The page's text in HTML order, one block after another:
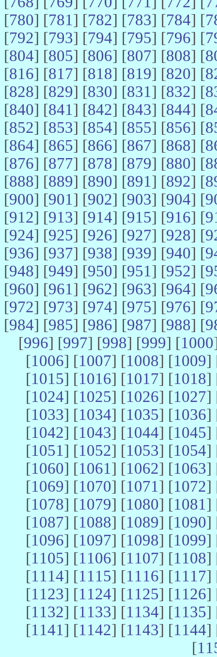
[780] [781] [782] [783] [784] [
[792] [793] [794] [795] [796] [
[804] [805] [806] [807] [808] [
[816] [817] [818] [819] [820] [
[828] [829] [830] [831] [832] [
[840] [841] [842] [843] [844] [
[852] [853] [854] [855] [856] [
[864] [865] [866] [867] [868] [
[876] [877] [878] [879] [880] [
[888] [889] [890] [891] [892] [
[900] [901] [902] [903] [904] [
[912] [913] [914] [915] [916] [
[924] [925] [926] [927] [928] [
[936] [937] [938] [939] [940] [
[948] [949] [950] [951] [952] [
[960] [961] [962] [963] [964] [
[972] [973] [974] [975] [976] [
[984] [985] [986] [987] [988] [
[996] [997] [998] [999] [1000
[1006] [1007] [1008] [1009]
[1015] [1016] [1017] [1018]
[1024] [1025] [1026] [1027]
[1033] [1034] [1035] [1036]
[1042] [1043] [1044] [1045]
[1051] [1052] [1053] [1054]
[1060] [1061] [1062] [1063]
[1069] [1070] [1071] [1072]
[1078] [1079] [1080] [1081]
[1087] [1088] [1089] [1090]
[1096] [1097] [1098] [1099]
[1105] [1106] [1107] [1108]
[1114] [1115] [1116] [1117]
[1123] [1124] [1125] [1126]
[1132] [1133] [1134] [1135]
[1141] [1142] [1143] [1144]
[